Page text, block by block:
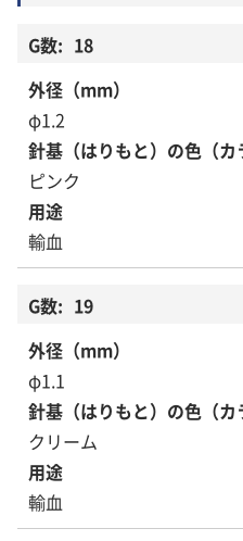
18
φ1.2
ピンク
輸血
19
φ1.1
クリーム
輸血